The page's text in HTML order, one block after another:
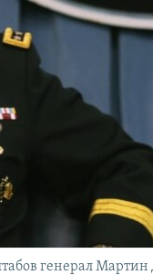
генерал